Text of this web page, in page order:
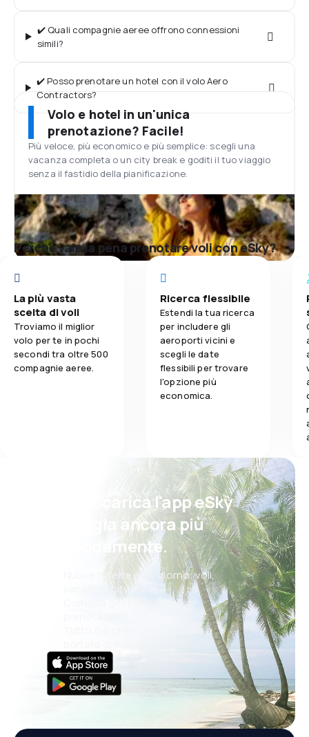
✔️ Quali compagnie aeree offrono connessioni
simili?
✔️ Posso prenotare un hotel con il volo Aero
Contractors?
Volo e hotel in un'unica
prenotazione? Facile!
Più veloce, più economico e più semplice: scegli una
vacanza completa o un city break e goditi il tuo viaggio
senza il fastidio della pianificazione.
Perché vale la pena prenotare voli con eSky?
La più vasta
scelta di voli
Troviamo il miglior
volo per te in pochi
secondi tra oltre 500
compagnie aeree.
Ricerca flessibile
Estendi la tua ricerca
per includere gli
aeroporti vicini e
scegli le date
flessibili per trovare
l'opzione più
economica.
Psst! Scarica l'app eSky
e viaggia ancora più
comodamente.
Nuove offerte ogni giorno: voli,
vacanze, city break
Comoda gestione delle
Tutto ciò che conta, sempre a